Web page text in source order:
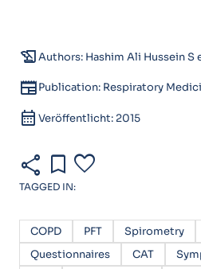
history_eduAuthors: Hashim Ali Hussein S
newspaperPublication: Respiratory
calendar_month Veröffentlicht: 2015
share bookmark favorite
TAGGED IN:
COPD PFT Spirometry
Questionnaires
CAT